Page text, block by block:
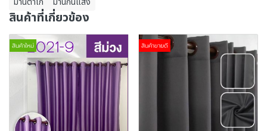
สินค้าที่เกี่ยวข้อง
สินค้าใหม่ สินค้าขายดี